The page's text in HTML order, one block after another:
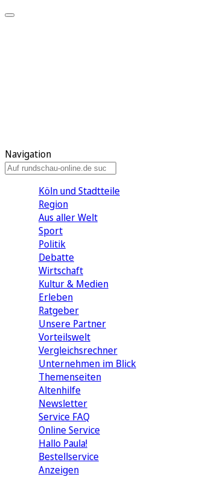
Navigation
Köln und Stadtteile
Region
Aus aller Welt
Sport
Politik
Debatte
Wirtschaft
Kultur & Medien
Erleben
Ratgeber
Unsere Partner
Vorteilswelt
Vergleichsrechner
Unternehmen im Blick
Themenseiten
Altenhilfe
Newsletter
Service FAQ
Online Service
Hallo Paula!
Bestellservice
Anzeigen